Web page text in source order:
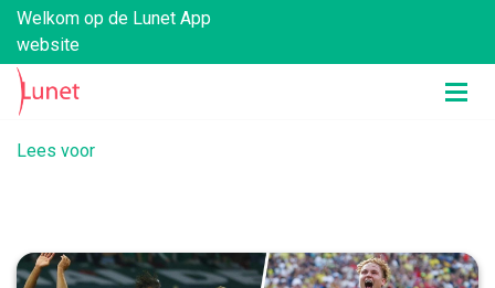
Welkom op de Lunet App
website
Lees voor